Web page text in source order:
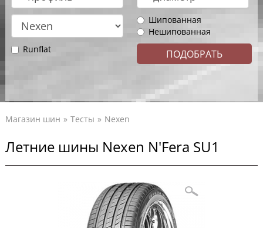
Шипованная
Нешипованная
Runflat
Магазин шин Тесты Nexen
Летние шины Nexen N'Fera SU1